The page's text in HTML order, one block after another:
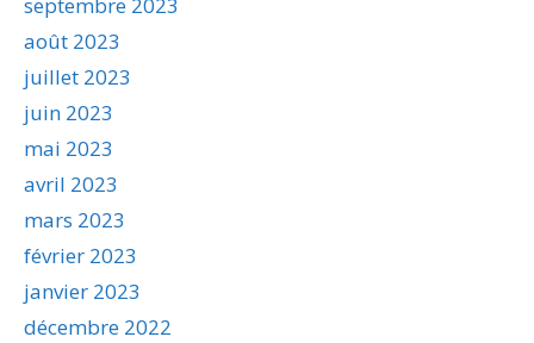
août 2023
juillet 2023
juin 2023
mai 2023
avril 2023
mars 2023
février 2023
janvier 2023
décembre 2022